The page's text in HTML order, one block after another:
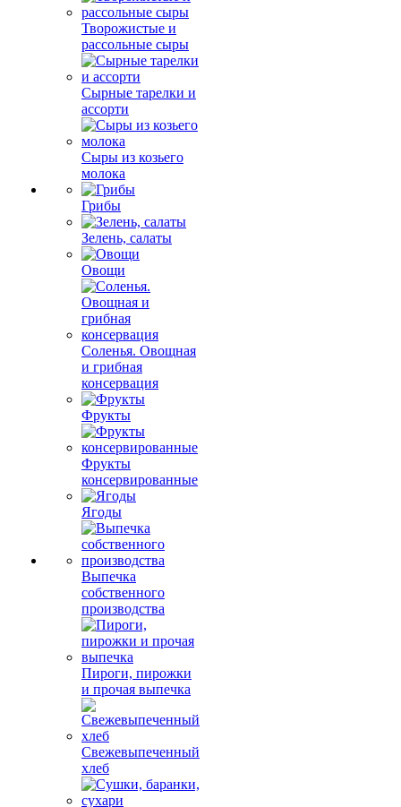
Творожистые и
рассольные сыры
Сырные тарелки и
ассорти
Сыры из козьего
молока
Грибы
Зелень, салаты
Овощи
Соленья. Овощная
и грибная
консервация
Фрукты
Фрукты
консервированные
Ягоды
Выпечка
собственного
производства
Пироги, пирожки
и прочая выпечка
Свежевыпеченный
хлеб